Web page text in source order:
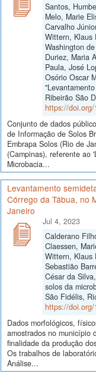
Santos,
Melo, Marie
Carvalho
Wittern, Klaus
Washington
Duriez, Maria
Paula, José
Osório Oscar
Ribeirão São
https://doi.org/
Conjunto de dados
de Informação de Solos
Embrapa Solos (Rio de
(Campinas), referente ao
Microbacia...
Levantamento
Córrego da Tábua, no
Janeiro
Jul 4, 2023
Calderano
Claessen,
Wittern, Klaus
Sebastião
César da
solos da
São Fidélis,
https://
Dados morfológicos,
amostrados no município
finalidade da produção
Os trabalhos de
Análise...